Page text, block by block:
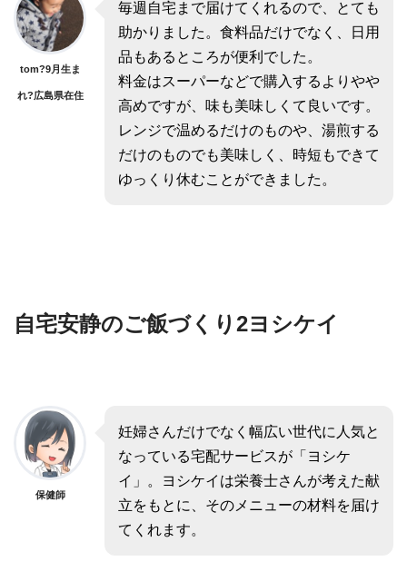
tom?9月生ま
れ?広島県在住
毎週自宅まで届けてくれるので、とても
助かりました。食料品だけでなく、日用
品もあるところが便利でした。
料金はスーパーなどで購入するよりやや
高めですが、味も美味しくて良いです。
レンジで温めるだけのものや、湯煎する
だけのものでも美味しく、時短もできて
ゆっくり休むことができました。
自宅安静のご飯づくり2ヨシケイ
保健師
妊婦さんだけでなく幅広い世代に人気と
なっている宅配サービスが「ヨシケ
イ」。ヨシケイは栄養士さんが考えた献
立をもとに、そのメニューの材料を届け
てくれます。